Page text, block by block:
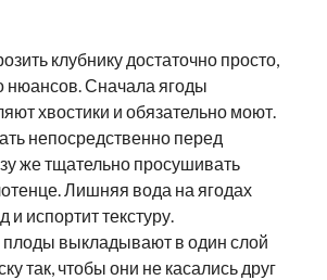
клубнику достаточно просто,
нюансов. Сначала ягоды
хвостики и обязательно моют.
непосредственно перед
же тщательно просушивать
Лишняя вода на ягодах
и испортит текстуру.
выкладывают в один слой
так, чтобы они не касались друг